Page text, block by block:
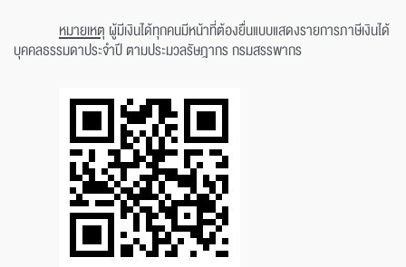
หมายเหตุ ผู้มีเงินได้ทุกคนมีหน้าที่ต้องยื่นแบบแสดงรายการภาษีเงินได้
บุคคลธรรมดาประจำปี ตามประมวลรัษฎากร กรมสรรพากร